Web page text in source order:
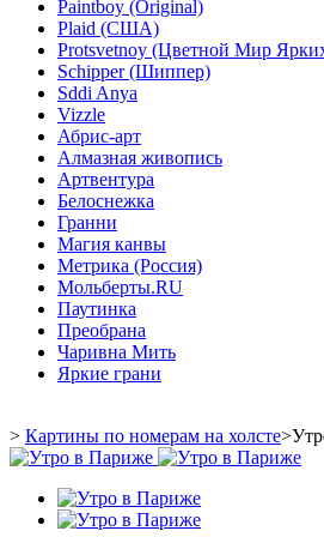
Paintboy (Original)
Plaid (США)
Protsvetnoy (Цветной Мир
Schipper (Шиппер)
Sddi Anya
Vizzle
Абрис-арт
Алмазная живопись
Артвентура
Белоснежка
Гранни
Магия канвы
Метрика (Россия)
Мольберты.RU
Паутинка
Преобрана
Чаривна Мить
Яркие грани
> Картины по номерам на холсте>